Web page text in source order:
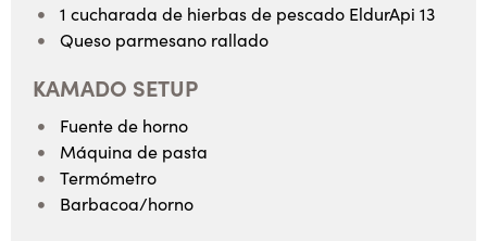
1 cucharada de hierbas de pescado EldurApi 13
Queso parmesano rallado
KAMADO SETUP
Fuente de horno
Máquina de pasta
Termómetro
Barbacoa/horno